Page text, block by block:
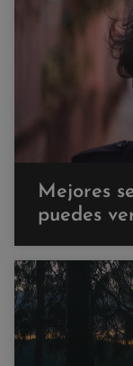
Mejores
puedes